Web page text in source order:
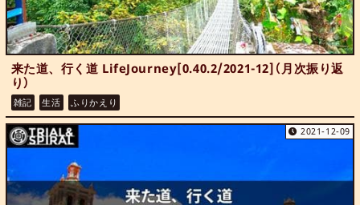
来た道、行く道 LifeJourney[0.40.2/2021-12]（月次振り返
り）
雑記 生活 ふりかえり
2021-12-09